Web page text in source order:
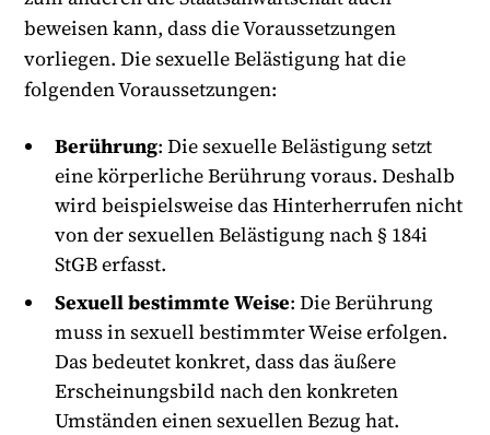
beweisen kann, dass die Voraussetzungen
vorliegen. Die sexuelle Belästigung hat die
folgenden Voraussetzungen:
Berührung: Die sexuelle Belästigung setzt
eine körperliche Berührung voraus. Deshalb
wird beispielsweise das Hinterherrufen nicht
von der sexuellen Belästigung nach § 184i
StGB erfasst.
Sexuell bestimmte Weise: Die Berührung
muss in sexuell bestimmter Weise erfolgen.
Das bedeutet konkret, dass das äußere
Erscheinungsbild nach den konkreten
Umständen einen sexuellen Bezug hat.